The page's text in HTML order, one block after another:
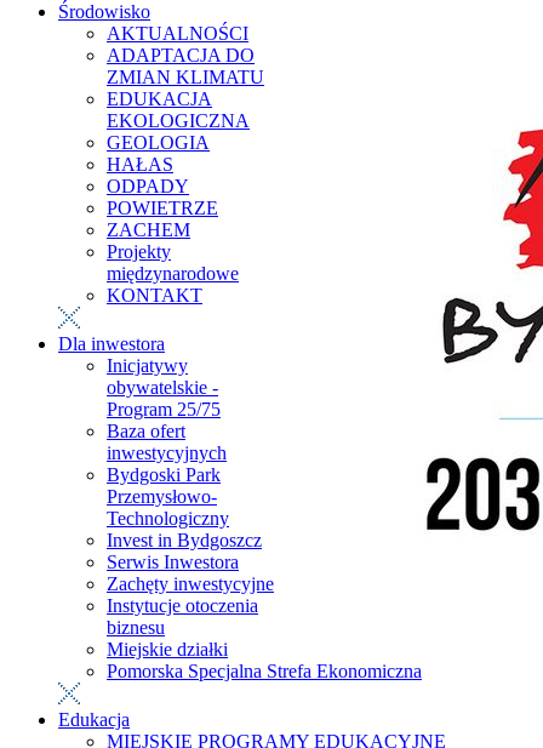
Środowisko
AKTUALNOŚCI
ADAPTACJA DO
ZMIAN KLIMATU
EDUKACJA
EKOLOGICZNA
GEOLOGIA
HAŁAS
ODPADY
POWIETRZE
ZACHEM
Projekty
międzynarodowe
KONTAKT
Dla inwestora
Inicjatywy
obywatelskie -
Program 25/75
Baza ofert
inwestycyjnych
Bydgoski Park
Przemysłowo-
Technologiczny
Invest in Bydgoszcz
Serwis Inwestora
Zachęty inwestycyjne
Instytucje otoczenia
biznesu
Miejskie działki
Pomorska Specjalna Strefa Ekonomiczna
Edukacja
MIEJSKIE PROGRAMY EDUKACYJNE